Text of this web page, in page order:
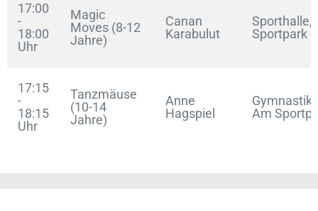
17:00
-
18:00
Uhr
Magic
Moves (8-12
Jahre)
Canan
Karabulut
Sporthalle,
Sportpark
17:15
-
18:15
Uhr
Tanzmäuse
(10-14
Jahre)
Anne
Hagspiel
Am